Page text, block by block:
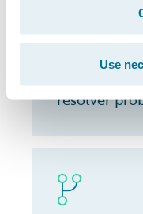
Use
Fluxo de
Observar
resolver